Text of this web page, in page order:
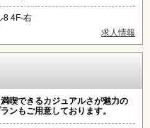
8 4F-右
求人情報
喫できるカジュアルさが魅力の
ンもご用意しております。